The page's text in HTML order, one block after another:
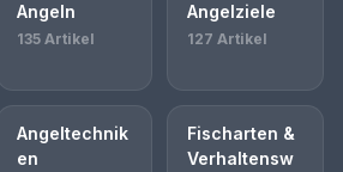
Angeln
135 Artikel
Angelziele
127 Artikel
Angeltechnik
en
Fischarten &
Verhaltensw